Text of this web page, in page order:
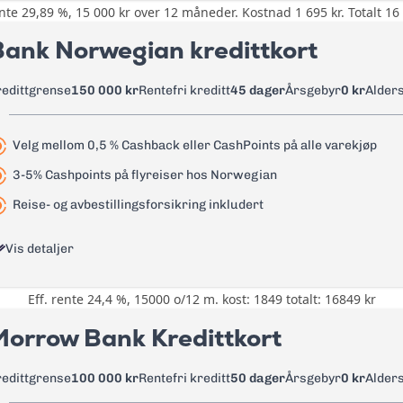
105 kr
Opptil 20% rabatt hos over 200
Reise- og avbestillingsforsikring
0 kr
25,22%
29,89%
35 kr + 1 % av uttak
75 kr + 1 % av uttak
35 kr
125 kr
29,89 %, 15 000 kr over 12 måneder. Kostnad 1 695 kr. Totalt 16
Norwegian kredittkort
150 000 krRentefri kreditt45 dagerÅrsgebyr0 kr
Velg mellom 0,5 % Cashback eller CashPoints på alle varekjøp
3-5% Cashpoints på flyreiser hos Norwegian
Reise- og avbestillingsforsikring inkludert
Vis detaljer
0,5% på all bruk på kortet i
Tannhelseforsikring,
Eff. rente 24,4 %, 15000 o/12 m. kost: 1849 totalt: 16849 kr
Bank Kredittkort
100 000 krRentefri kreditt50 dagerÅrsgebyr0 kr